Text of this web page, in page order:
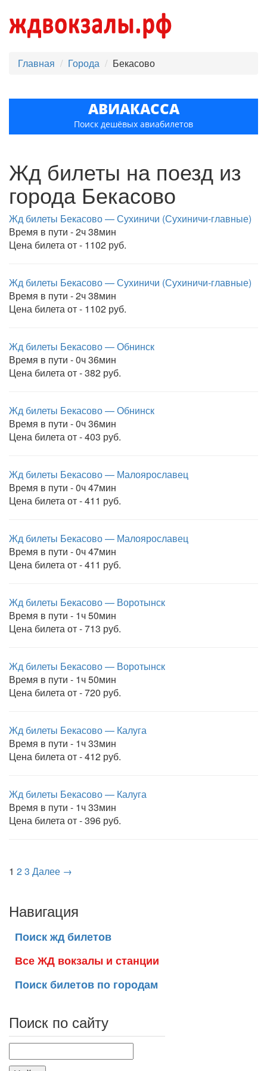
Главная Города Бекасово
АВИАКАССА
Поиск дешёвых авиабилетов
Жд билеты на поезд из
города Бекасово
Жд билеты Бекасово — Сухиничи (Сухиничи-главные)
Время в пути - 2ч 38мин
Цена билета от - 1102 руб.
Жд билеты Бекасово — Сухиничи (Сухиничи-главные)
Время в пути - 2ч 38мин
Цена билета от - 1102 руб.
Жд билеты Бекасово — Обнинск
Время в пути - 0ч 36мин
Цена билета от - 382 руб.
Жд билеты Бекасово — Обнинск
Время в пути - 0ч 36мин
Цена билета от - 403 руб.
Жд билеты Бекасово — Малоярославец
Время в пути - 0ч 47мин
Цена билета от - 411 руб.
Жд билеты Бекасово — Малоярославец
Время в пути - 0ч 47мин
Цена билета от - 411 руб.
Жд билеты Бекасово — Воротынск
Время в пути - 1ч 50мин
Цена билета от - 713 руб.
Жд билеты Бекасово — Воротынск
Время в пути - 1ч 50мин
Цена билета от - 720 руб.
Жд билеты Бекасово — Калуга
Время в пути - 1ч 33мин
Цена билета от - 412 руб.
Жд билеты Бекасово — Калуга
Время в пути - 1ч 33мин
Цена билета от - 396 руб.
1 23 Далее →
Навигация
Поиск жд билетов
Все ЖД вокзалы и станции
Поиск билетов по городам
Поиск по сайту